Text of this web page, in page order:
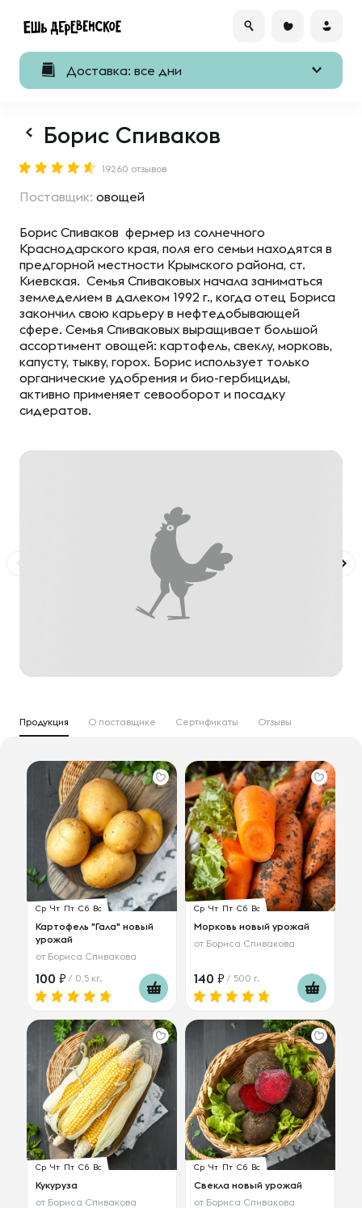
Доставка: все дни
Борис Спиваков
19260 отзывов
Поставщик: овощей
Борис Спиваков фермер из солнечного
Краснодарского края, поля его семьи находятся в
предгорной местности Крымского района, ст.
Киевская. Семья Спиваковых начала заниматься
земледелием в далеком 1992 г., когда отец Бориса
закончил свою карьеру в нефтедобывающей
сфере. Семья Спиваковых выращивает большой
ассортимент овощей: картофель, свеклу, морковь,
капусту, тыкву, горох. Борис использует только
органические удобрения и био-гербициды,
активно применяет севооборот и посадку
сидератов.
Продукция О поставщике Сертификаты Отзывы
Ср Чт Пт Сб Вс
Картофель "Гала" новый
урожай
от Бориса Спивакова
100 / 0,5 кг.
Ср Чт Пт Сб Вс
Морковь новый урожай
от Бориса Спивакова
140 / 500 г.
Ср Чт Пт Сб Вс
Кукуруза
от Бориса Спивакова
Ср Чт Пт Сб Вс
Свекла новый урожай
от Бориса Спивакова